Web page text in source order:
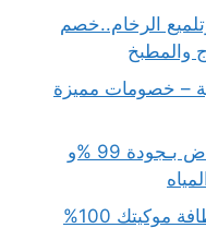
الرخام..خصم
– خصومات مميزة
شركة كشف تسربات المياه بالرياض بـجودة 99 %و
شركة تنظيف موكيت بالرياض لنظافة موكيتك 100%